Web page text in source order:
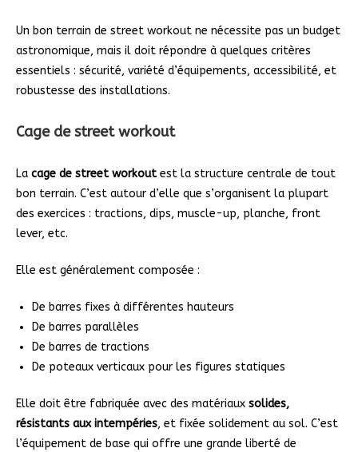
Un bon terrain de street workout ne nécessite pas un budget
astronomique, mais il doit répondre à quelques critères
essentiels : sécurité, variété d’équipements, accessibilité, et
robustesse des installations.
Cage de street workout
La cage de street workoutest la structure centrale de tout
bon terrain. C’est autour d’elle que s’organisent la plupart
des exercices : tractions, dips, muscle-up, planche, front
lever, etc.
Elle est généralement composée :
De barres fixes à différentes hauteurs
De barres parallèles
De barres de tractions
De poteaux verticaux pour les figures statiques
Elle doit être fabriquée avec des matériaux solides,
résistants aux intempéries, et fixée solidement au sol. C’est
l’équipement de base qui offre une grande liberté de